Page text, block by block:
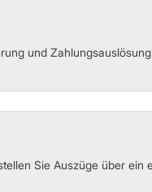
und
Sie Auszüge über ein